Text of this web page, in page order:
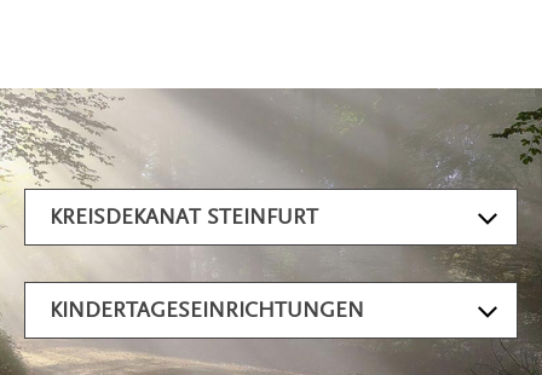
Artikel filtern
KREISDEKANAT STEINFURT
KINDERTAGESEINRICHTUNGEN